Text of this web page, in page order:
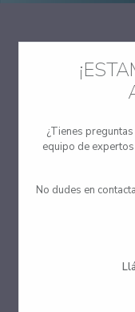
¿Tienes
equipo de
No dudes en